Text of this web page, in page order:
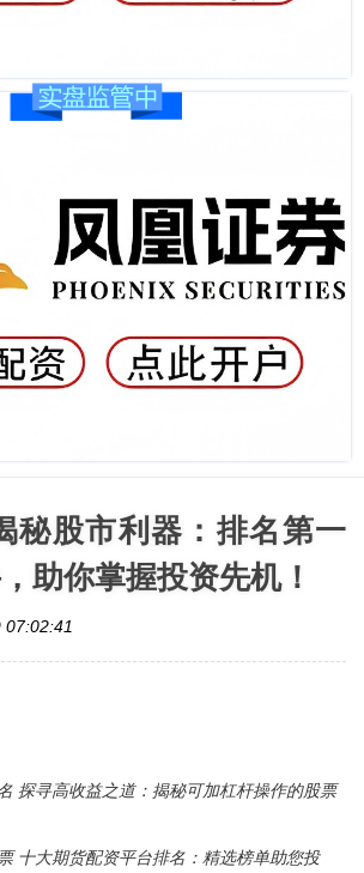
秘股市利器：排名第一
助你掌握投资先机！
07:02:41
探寻高收益之道：揭秘可加杠杆操作的股票
十大期货配资平台排名：精选榜单助您投